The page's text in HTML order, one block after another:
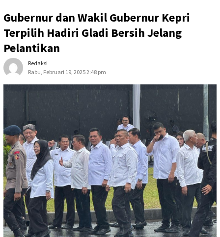
Gubernur dan Wakil Gubernur Kepri
Terpilih Hadiri Gladi Bersih Jelang
Pelantikan
Redaksi
Rabu, Februari 19, 2025 2:48 pm